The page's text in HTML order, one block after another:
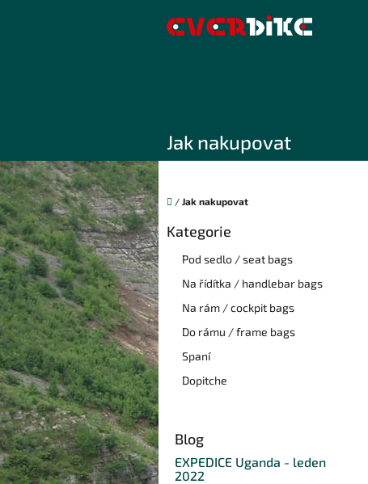
Jak nakupovat
Domů
/ Jak nakupovat
P
o
s
t
r
a
n
n
í
p
a
n
e
l
Přeskočit
Kategorie
Pod sedlo / seat bags
Na řídítka / handlebar bags
Na rám / cockpit bags
Do rámu / frame bags
Spaní
Dopitche
Blog
EXPEDICE Uganda - leden
2022